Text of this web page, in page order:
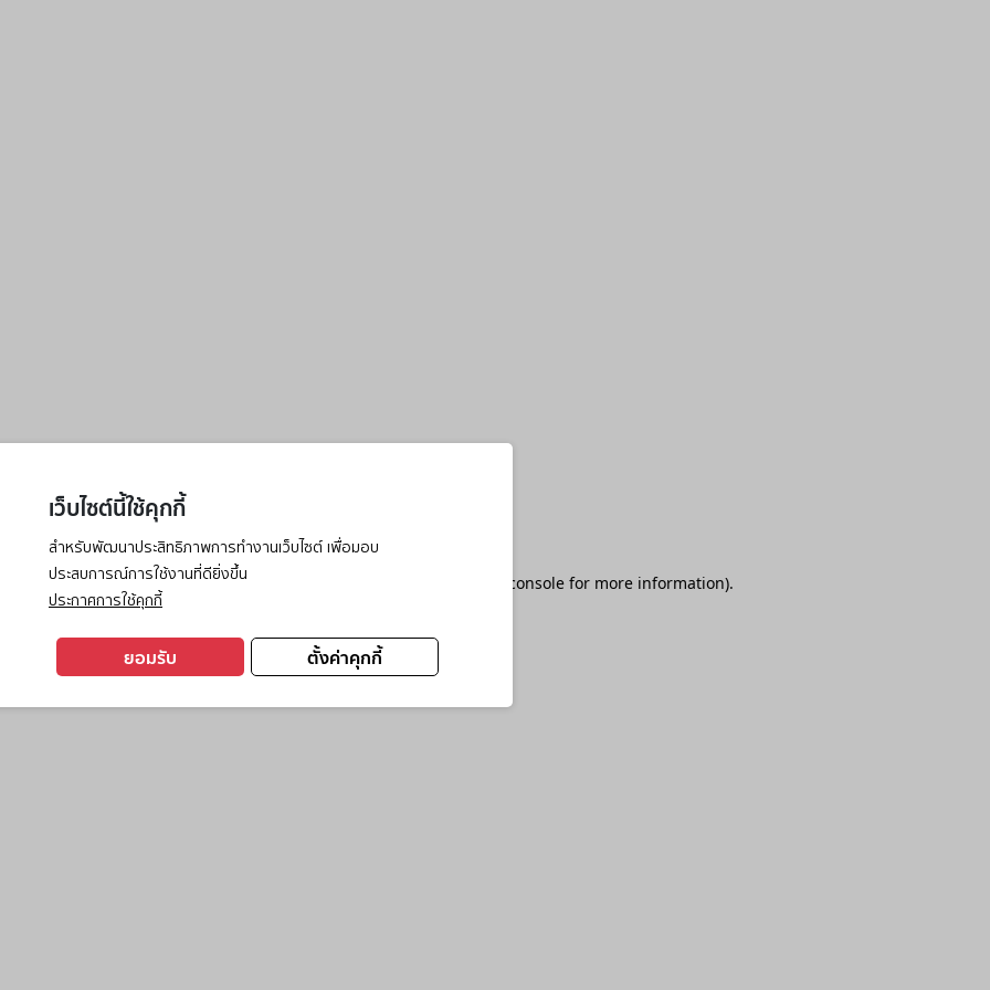
เว็บไซต์นี้ใช้คุกกี้
สำหรับพัฒนาประสิทธิภาพการทำงานเว็บไซต์ เพื่อมอบ
ประสบการณ์การใช้งานที่ดียิ่งขึ้น
ประกาศการใช้คุกกี้
ตั้งค่าคุกกี้
ยอมรับ
has occurred while loading browser console for more information).